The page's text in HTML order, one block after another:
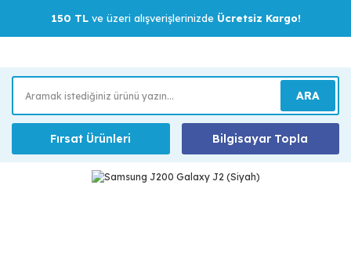
150 TLve üzeri alışverişlerinizde Ücretsiz Kargo!
ARA
Fırsat Ürünleri Bilgisayar Topla